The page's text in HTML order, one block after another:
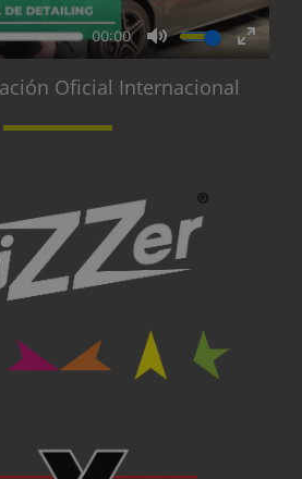
Oficial Internacional